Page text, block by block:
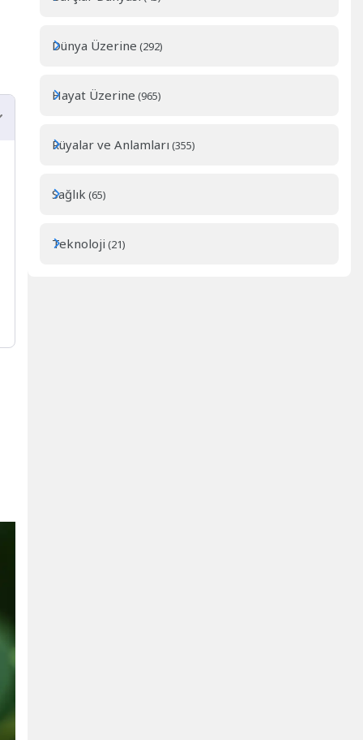
Dünya Üzerine (292)
Hayat Üzerine (965)
Rüyalar ve Anlamları (355)
Sağlık (65)
Teknoloji (21)